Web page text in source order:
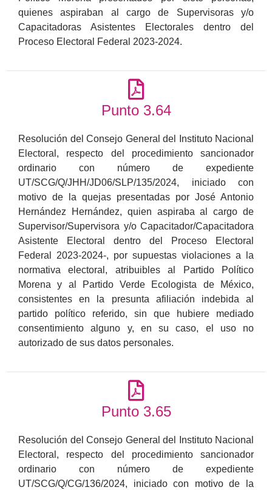
quienes aspiraban al cargo de Supervisoras y/o
Capacitadoras Asistentes Electorales dentro del
Proceso Electoral Federal 2023-2024.
Punto 3.64
Resolución del Consejo General del Instituto Nacional
Electoral, respecto del procedimiento sancionador
ordinario con número de expediente
UT/SCG/Q/JHH/JD06/SLP/135/2024, iniciado con
motivo de la quejas presentadas por José Antonio
Hernández Hernández, quien aspiraba al cargo de
Supervisor/Supervisora y/o Capacitador/Capacitadora
Asistente Electoral dentro del Proceso Electoral
Federal 2023-2024-, por supuestas violaciones a la
normativa electoral, atribuibles al Partido Político
Morena y al Partido Verde Ecologista de México,
consistentes en la presunta afiliación indebida al
partido político referido, sin que hubiere mediado
consentimiento alguno y, en su caso, el uso no
autorizado de sus datos personales.
Punto 3.65
Resolución del Consejo General del Instituto Nacional
Electoral, respecto del procedimiento sancionador
ordinario con número de expediente
UT/SCG/Q/CG/136/2024, iniciado con motivo de la